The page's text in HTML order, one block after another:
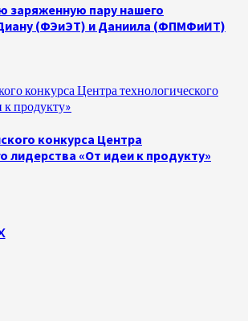
заряженную пару нашего
(ФЭиЭТ) и Даниила (ФПМФиИТ)
конкурса Центра технологического
к продукту»
конкурса Центра
лидерства «От идеи к продукту»